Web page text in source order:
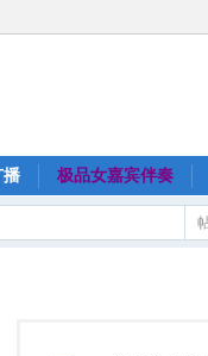
播 极品女嘉宾伴奏